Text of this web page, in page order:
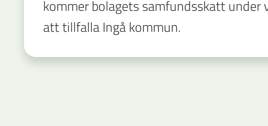
kommer bolagets samfundsskatt under
att tillfalla Ingå kommun.